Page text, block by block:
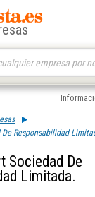
Responsabilidad
Sociedad De
Limitada.